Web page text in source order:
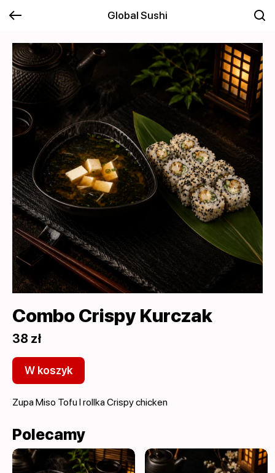
Global Sushi
Combo Crispy Kurczak
38 zł
W koszyk
Zupa Miso Tofu I rollka Crispy chicken
Polecamy